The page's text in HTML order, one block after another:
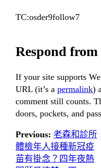
TC:osder9follow7
Respond
If your site supports
URL (it’s a permalink)
comment still counts.
doors, pockets, and
Previous: 老森和診所
體檢年人接種新冠疫
苗有掛念？四年夜熱